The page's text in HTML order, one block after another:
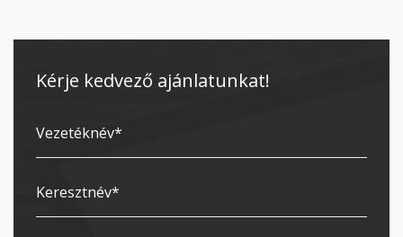
Kérje kedvező ajánlatunkat!